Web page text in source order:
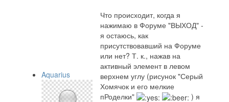
Aquarius
Что происходит, когда я
нажимаю в Форуме "ВЫХОД" -
я остаюсь, как
присутствовавший на Форуме
или нет? Т. к., нажав на
активный элемент в левом
верхнем углу (рисунок "Серый
Хомячок и его мелкие
пРоделки"
) я